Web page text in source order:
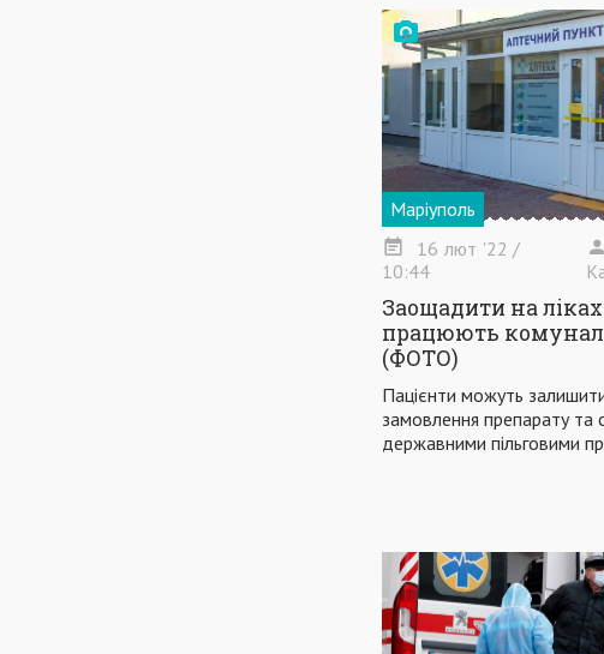
Маріуполь
16 лют '22 /
10:44
Заощадити на
працюють
(ФОТО)
Пацієнти можуть
замовлення препарату та
державними пільговими